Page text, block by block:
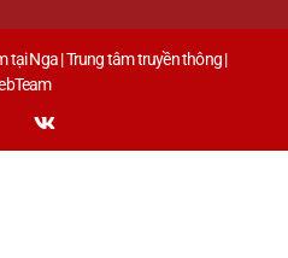
tại Nga | Trung tâm truyền thông |